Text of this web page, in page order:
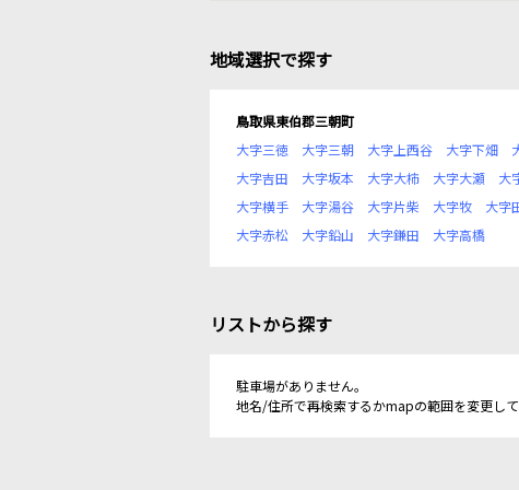
地域選択で探す
鳥取県東伯郡三朝町
大字三徳
大字三朝 大字上西谷 大字下畑
大字吉田
大字坂本 大字大柿 大字大瀬 大
大字横手
大字湯谷 大字片柴 大字牧 大字
大字赤松
大字鉛山 大字鎌田 大字高橋
リストから探す
駐車場がありません。
地名/住所で再検索するかmapの範囲を変更して